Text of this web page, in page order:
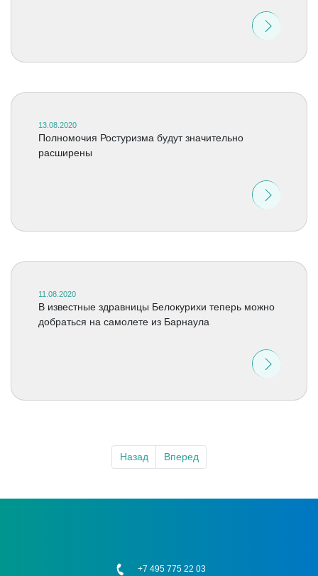
13.08.2020
Полномочия Ростуризма будут значительно
расширены
11.08.2020
В известные здравницы Белокурихи теперь можно
добраться на самолете из Барнаула
Назад Вперед
+7 495 775 22 03